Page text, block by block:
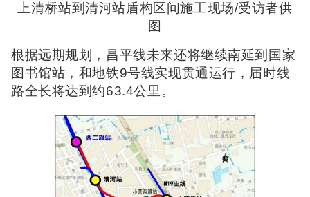
上清桥站到清河站盾构区间施工现场/受访者供
图
根据远期规划，昌平线未来还将继续南延到国家
图书馆站，和地铁9号线实现贯通运行，届时线
路全长将达到约63.4公里。